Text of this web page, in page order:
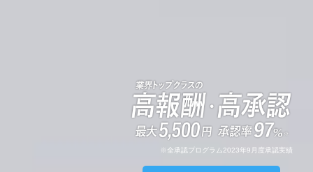
※全承認プログラム2023年9月度承認実績